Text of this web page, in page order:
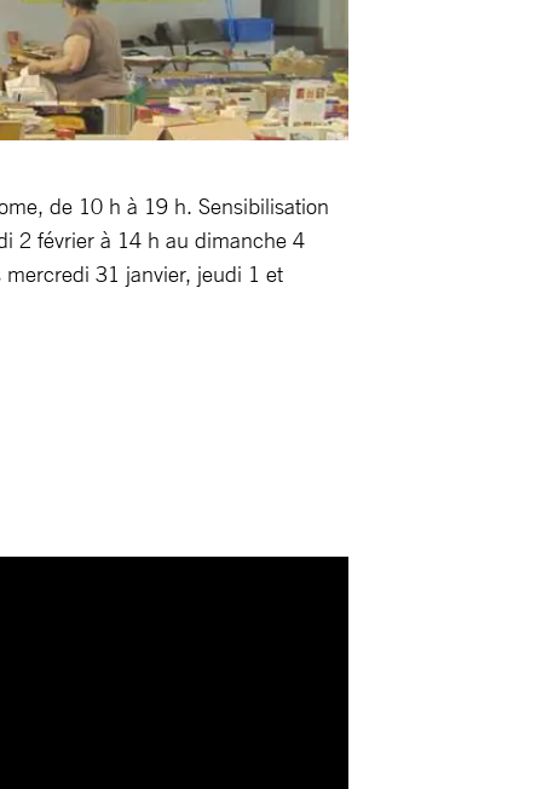
de 10 h à 19 h. Sensibilisation
2 février à 14 h au dimanche 4
31 janvier, jeudi 1 et